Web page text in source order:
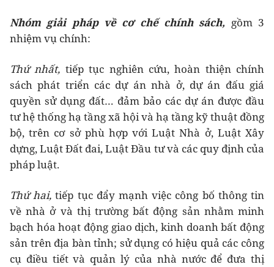
Nhóm giải pháp về cơ chế chính sách, gồm 3
nhiệm vụ chính:
Thứ nhất, tiếp tục nghiên cứu, hoàn thiện chính
sách phát triển các dự án nhà ở, dự án đấu giá
quyền sử dụng đất… đảm bảo các dự án được đầu
tư hệ thống hạ tầng xã hội và hạ tầng kỹ thuật đồng
bộ, trên cơ sở phù hợp với Luật Nhà ở, Luật Xây
dựng, Luật Đất đai, Luật Đầu tư và các quy định của
pháp luật.
Thứ hai,tiếp tục đẩy mạnh việc công bố thông tin
về nhà ở và thị trường bất động sản nhằm minh
bạch hóa hoạt động giao dịch, kinh doanh bất động
sản trên địa bàn tỉnh; sử dụng có hiệu quả các công
cụ điều tiết và quản lý của nhà nước để đưa thị